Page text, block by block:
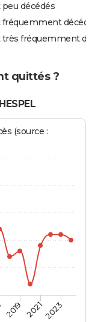
décédés
fréquemment
très fréquemment
quittés ?
(source :
2019 20212023